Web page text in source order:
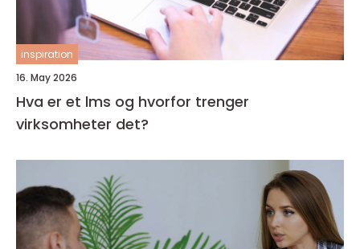
inspiration
16. May 2026
Hva er et lms og hvorfor trenger
virksomheter det?